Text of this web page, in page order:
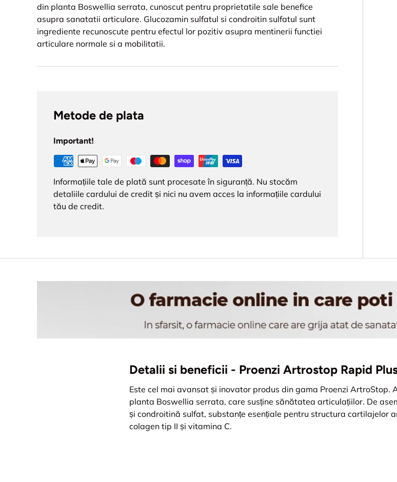
din planta Boswellia serrata, cunoscut pentru proprietatile sale benefice
asupra sanatatii articulare. Glucozamin sulfatul si condroitin sulfatul sunt
ingrediente recunoscute pentru efectul lor pozitiv asupra mentinerii functiei
articulare normale si a mobilitatii.
Metode de plata
Important!
Informațiile tale de plată sunt procesate în siguranță. Nu stocăm
detaliile cardului de credit și nici nu avem acces la informațiile cardului
tău de credit.
Detalii si beneficii - Proenzi Artrostop Rapid
Este cel mai avansat și inovator produs din gama Proenzi ArtroStop.
planta Boswellia serrata, care susține sănătatea articulațiilor. De
și condroitină sulfat, substanțe esențiale pentru structura cartilajelor
colagen tip II și vitamina C.